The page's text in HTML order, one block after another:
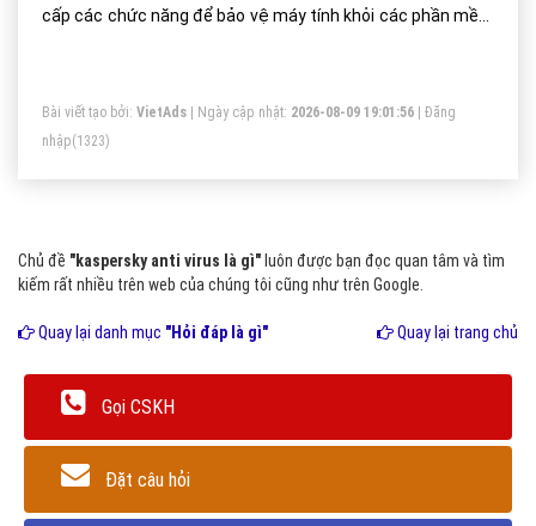
cấp các chức năng để bảo vệ máy tính khỏi các phần mềm
Bài viết tạo bởi: VietAds | Ngày cập nhật: 2026-08-09 19:01:56
Đăng
nhập(1323)
Chủ đề "kaspersky anti virus là gì" luôn được bạn đọc quan tâm và tìm
kiếm rất nhiều trên web của chúng tôi cũng như trên Google.
Quay lại danh mục "Hỏi đáp là gì" Quay lại trang chủ
Gọi CSKH
Đặt câu hỏi